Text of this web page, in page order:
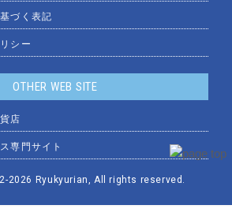
づく表記
シー
OTHER WEB SITE
店
専門サイト
-2026 Ryukyurian, All rights reserved.